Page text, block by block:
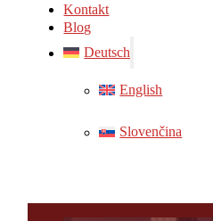
Kontakt
Blog
Deutsch
English
Slovenčina